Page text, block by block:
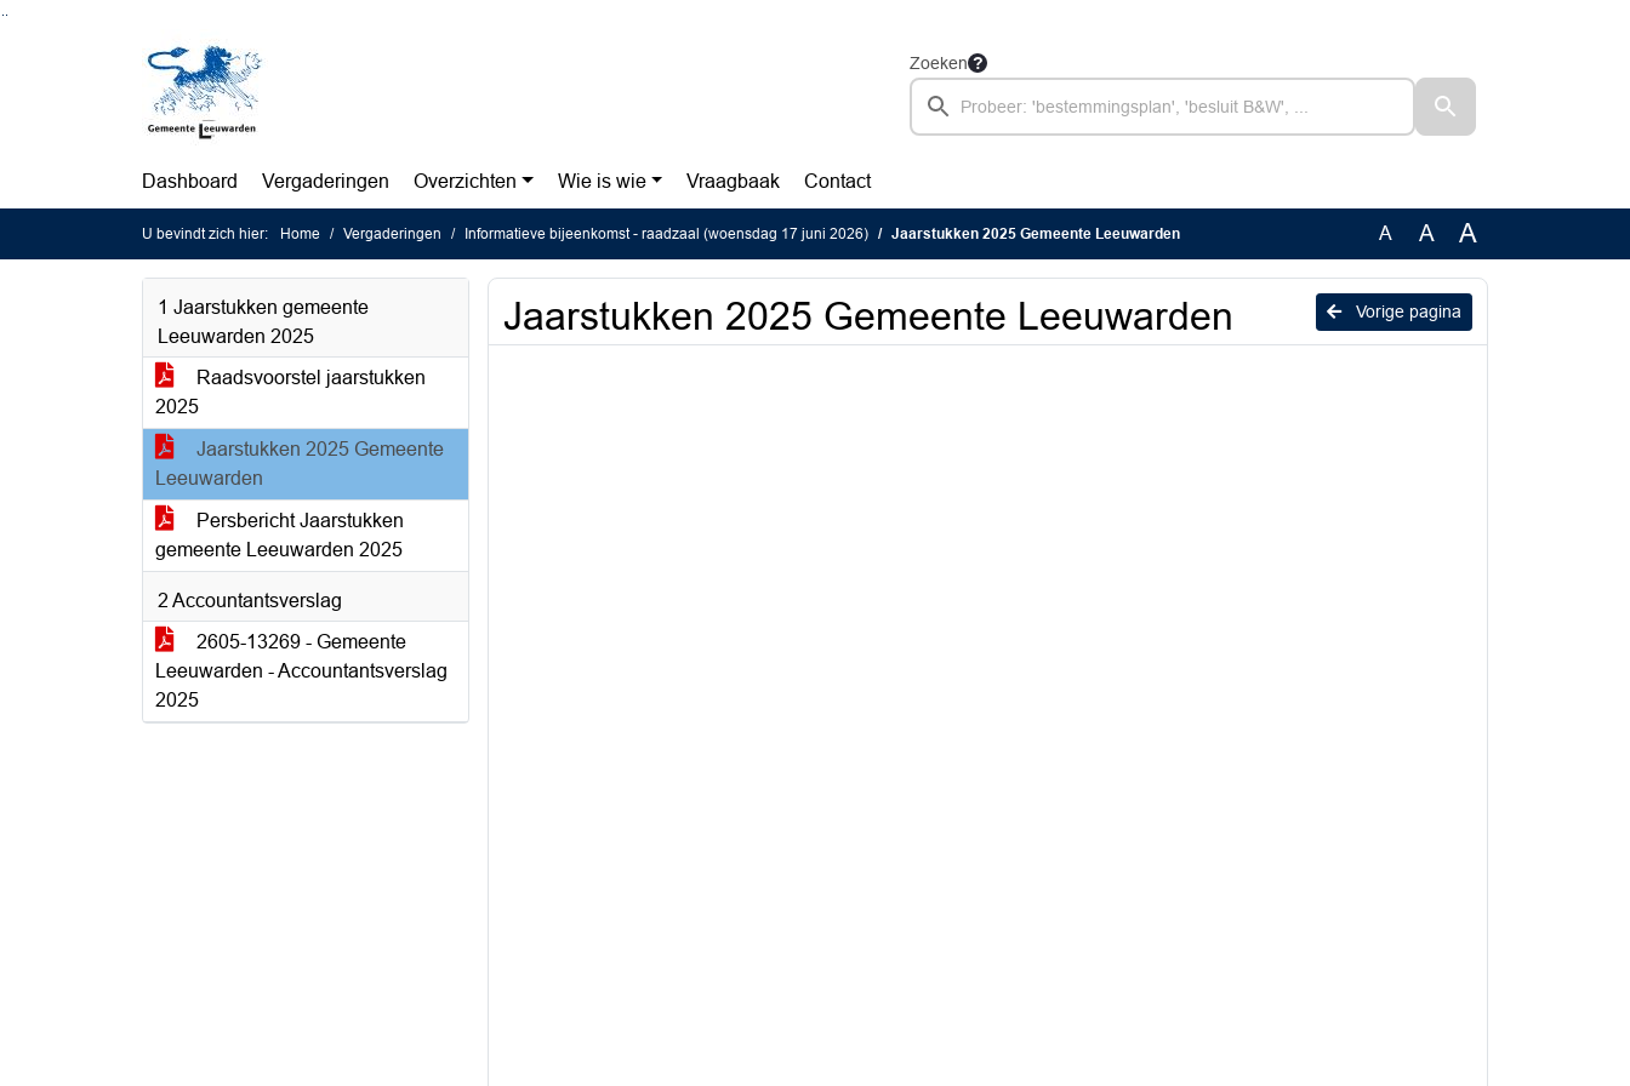
Zoeken
Dashboard Vergaderingen Overzichten Wie is wie Vraagbaak Contact
U bevindt zich hier: Home Vergaderingen Informatieve bijeenkomst - raadzaal (woensdag 17 juni 2026) Jaarstukken 2025 Gemeente Leeuwarden A A A
1 Jaarstukken gemeente
Leeuwarden 2025
Raadsvoorstel jaarstukken
2025
Jaarstukken 2025 Gemeente
Leeuwarden
Persbericht Jaarstukken
gemeente Leeuwarden 2025
2 Accountantsverslag
2605-13269 - Gemeente
Leeuwarden - Accountantsverslag
2025
Vorige pagina
Jaarstukken 2025 Gemeente Leeuwarden